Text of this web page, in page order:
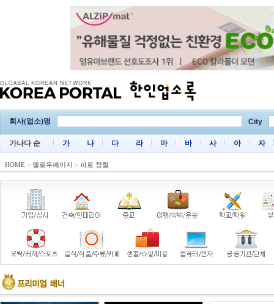
회사(업소)명 City
가나다 순 가 나 다 라 마 바 사 아 자
HOME > 옐로우페이지 > 파로 정렬